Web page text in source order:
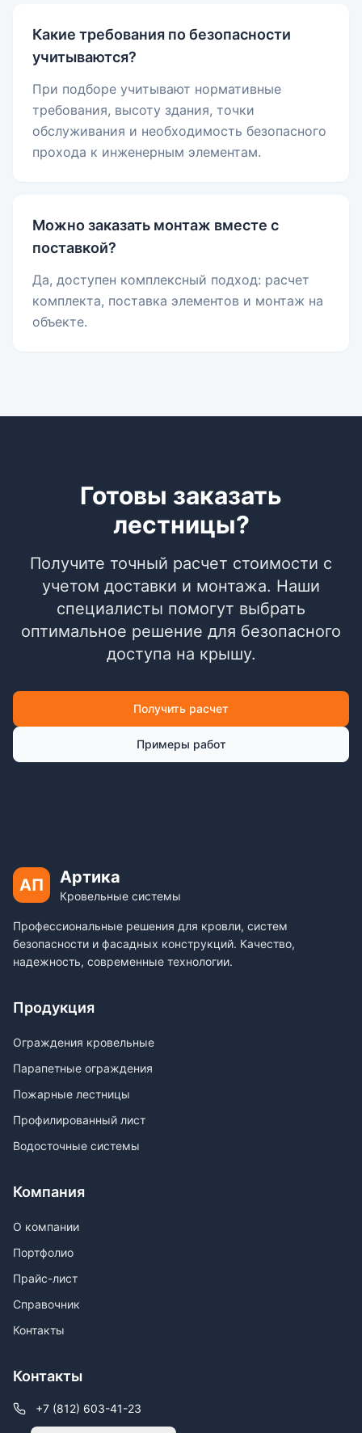
Какие требования по безопасности
учитываются?
При подборе учитывают нормативные
требования, высоту здания, точки
обслуживания и необходимость безопасного
прохода к инженерным элементам.
Можно заказать монтаж вместе с
поставкой?
Да, доступен комплексный подход: расчет
комплекта, поставка элементов и монтаж на
объекте.
Готовы заказать
лестницы?
Получите точный расчет стоимости с
учетом доставки и монтажа. Наши
специалисты помогут выбрать
оптимальное решение для безопасного
доступа на крышу.
Получить расчет
Примеры работ
АП Артика
Кровельные системы
Профессиональные решения для кровли, систем
безопасности и фасадных конструкций. Качество,
надежность, современные технологии.
Продукция
Ограждения кровельные
Парапетные ограждения
Пожарные лестницы
Профилированный лист
Водосточные системы
Компания
О компании
Портфолио
Прайс-лист
Справочник
Контакты
Контакты
+7 (812) 603-41-23